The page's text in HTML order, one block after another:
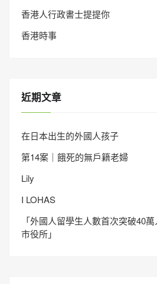
香港人行政書士提提你
香港時事
近期文章
在日本出生的外國人孩子
第14案｜餓死的無戶籍老婦
Lily
I LOHAS
「外國人留學生人數首次突破40
市役所」